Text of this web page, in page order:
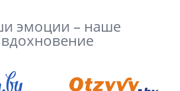
эмоции – наше
вдохновение